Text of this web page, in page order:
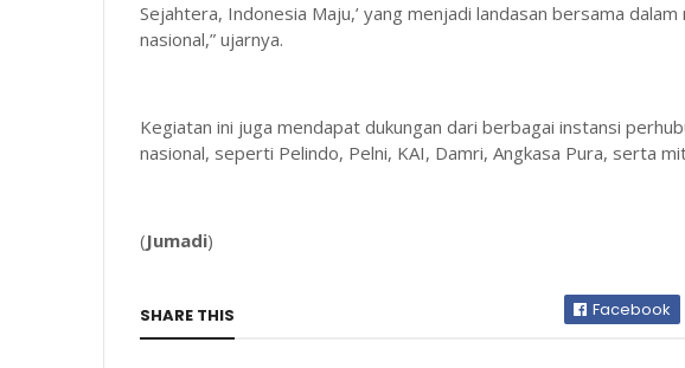
Sejahtera, Indonesia Maju,’ yang menjadi landasan bersama
nasional,” ujarnya.
Kegiatan ini juga mendapat dukungan dari berbagai instansi
nasional, seperti Pelindo, Pelni, KAI, Damri, Angkasa Pura, serta
(Jumadi)
SHARE THIS Facebook